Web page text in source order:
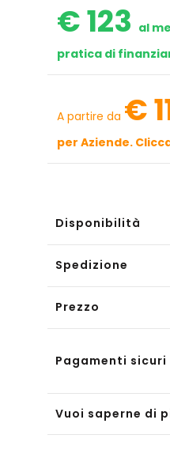
€ 123 al
pratica di
A partire da €
per Aziende.
Disponibilità
Spedizione
Prezzo
Pagamenti sicuri
Vuoi saperne di